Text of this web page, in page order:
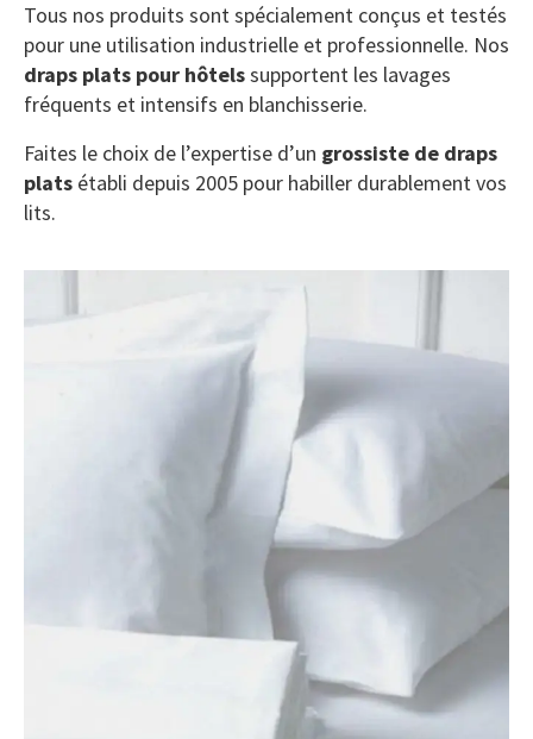
Tous nos produits sont spécialement conçus et testés
pour une utilisation industrielle et professionnelle. Nos
draps plats pour hôtelssupportent les lavages
fréquents et intensifs en blanchisserie.
Faites le choix de l’expertise d’un grossiste de draps
plats établi depuis 2005 pour habiller durablement vos
lits.